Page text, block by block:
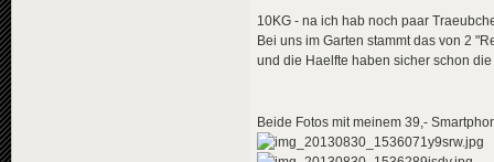
10KG - na ich hab noch paar
Bei uns im Garten stammt das von 2
und die Haelfte haben sicher schon
Beide Fotos mit meinem 39,-